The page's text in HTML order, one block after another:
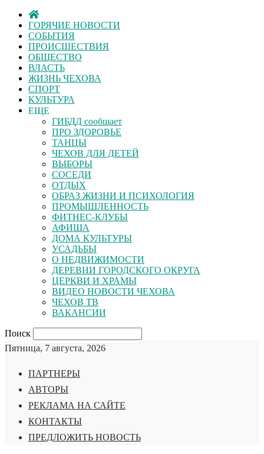
ГОРЯЧИЕ НОВОСТИ
СОБЫТИЯ
ПРОИСШЕСТВИЯ
ОБЩЕСТВО
ВЛАСТЬ
ЖИЗНЬ ЧЕХОВА
СПОРТ
КУЛЬТУРА
ЕЩЕ
ГИБДД сообщает
ПРО ЗДОРОВЬЕ
ТАНЦЫ
ЧЕХОВ ДЛЯ ДЕТЕЙ
ВЫБОРЫ
СОСЕДИ
ОТДЫХ
ОБРАЗ ЖИЗНИ И ПСИХОЛОГИЯ
ПРОМЫШЛЕННОСТЬ
ФИТНЕС-КЛУБЫ
АФИША
ДОМА КУЛЬТУРЫ
УСАДЬБЫ
О НЕДВИЖИМОСТИ
ДЕРЕВНИ ГОРОДСКОГО ОКРУГА
ЦЕРКВИ И ХРАМЫ
ВИДЕО НОВОСТИ ЧЕХОВА
ЧЕХОВ ТВ
ВАКАНСИИ
Поиск
Пятница, 7 августа, 2026
ПАРТНЕРЫ
АВТОРЫ
РЕКЛАМА НА САЙТЕ
КОНТАКТЫ
ПРЕДЛОЖИТЬ НОВОСТЬ